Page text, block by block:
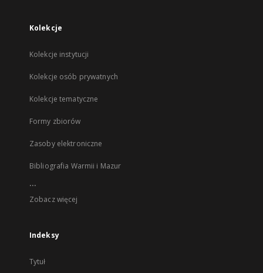
Kolekcje
Kolekcje instytucji
Kolekcje osób prywatnych
Kolekcje tematyczne
Formy zbiorów
Zasoby elektroniczne
Bibliografia Warmii i Mazur
...
Zobacz więcej
Indeksy
Tytuł